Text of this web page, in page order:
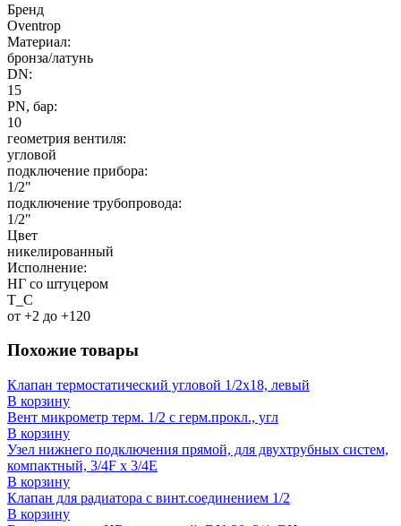
Бренд
Oventrop
Материал:
бронза/латунь
DN:
15
PN, бар:
10
геометрия вентиля:
угловой
подключение прибора:
1/2"
подключение трубопровода:
1/2"
Цвет
никелированный
Исполнение:
НГ со штуцером
T_C
от +2 до +120
Похожие товары
Клапан термостатический угловой 1/2x18, левый
В корзину
Вент микрометр терм. 1/2 с герм.прокл., угл
В корзину
Узел нижнего подключения прямой, для двухтрубных систем,
компактный, 3/4F x 3/4E
В корзину
Клапан для радиатора с винт.соединением 1/2
В корзину